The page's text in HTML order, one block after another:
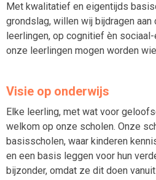
Met kwalitatief en eigentijds
grondslag, willen wij bijdragen
leerlingen, op cognitief èn
onze leerlingen mogen worden
Visie op onderwijs
Elke leerling, met wat voor
welkom op onze scholen. Onze
basisscholen, waar kinderen
en een basis leggen voor hun
bijzonder, omdat ze dit doen